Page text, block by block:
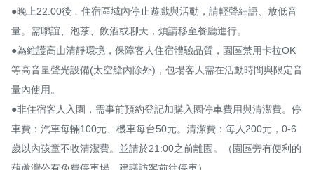
●晚上22:00後﹐住宿區域內停止遊戲與活動，請輕聲細語、放低音
量。需聯誼、泡茶、飲酒或聊天，煩請移至餐廳進行。
●為維護高山清靜環境，保障客人住宿體驗品質，園區禁用卡拉OK
等高音量聲光設備(太空艙內除外)，包場客人需在活動時間與限定音
量內使用。
●非住宿客人入園，需事前預約登記加購入園停車費用與清潔費。停
車費：汽車每輛100元、機車每台50元。清潔費：每人200元，0-6
歲以內孩童不收清潔費。並請於21:00之前離園。（園區旁有便利的